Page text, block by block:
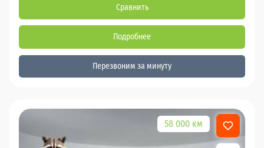
Сравнить
Подробнее
Перезвоним за минуту
58 000 км